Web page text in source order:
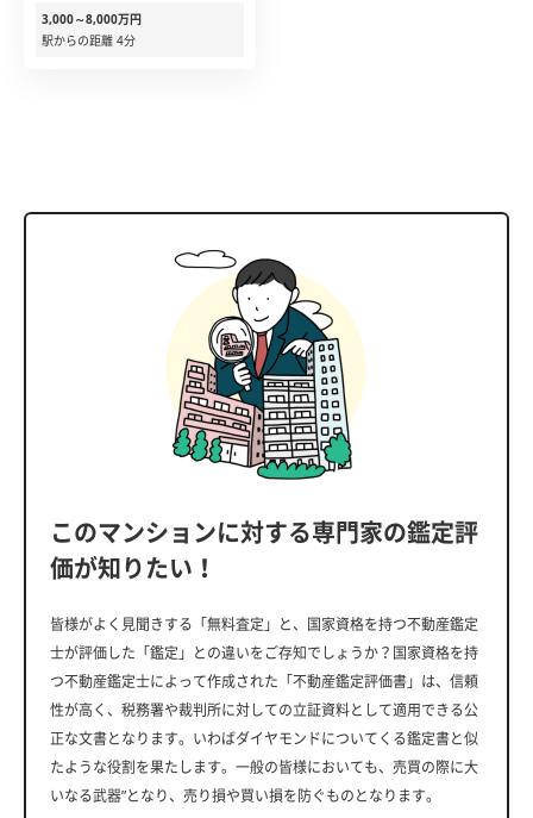
3,000～8,000万円
駅からの距離 4分
このマンションに対する専門家の鑑定評
価が知りたい！
皆様がよく見聞きする「無料査定」と、国家資格を持つ不動産鑑定
士が評価した「鑑定」との違いをご存知でしょうか？国家資格を持
つ不動産鑑定士によって作成された「不動産鑑定評価書」は、信頼
性が高く、税務署や裁判所に対しての立証資料として適用できる公
正な文書となります。いわばダイヤモンドについてくる鑑定書と似
たような役割を果たします。一般の皆様においても、売買の際に大
いなる武器”となり、売り損や買い損を防ぐものとなります。